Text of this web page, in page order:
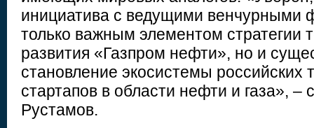
инициатива с ведущими венчурными
только важным элементом стратегии
развития «Газпром нефти», но и
становление экосистемы российских
стартапов в области нефти и газа», –
Рустамов.